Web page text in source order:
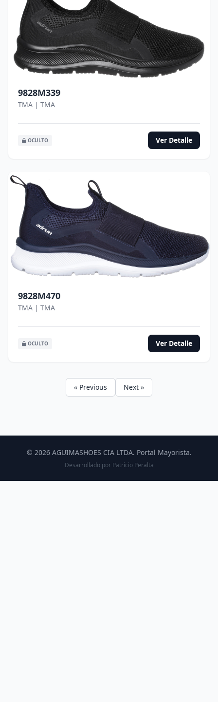
9828M339
TMA | TMA
OCULTO Ver Detalle
9828M470
TMA | TMA
OCULTO Ver Detalle
« Previous Next »
© 2026 AGUIMASHOES CIA LTDA. Portal Mayorista.
Desarrollado por Patricio Peralta